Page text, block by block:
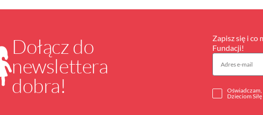
Dołącz do
newslettera
dobra!
Zapisz się i co
Fundacji!
Oświadczam,
Dzieciom